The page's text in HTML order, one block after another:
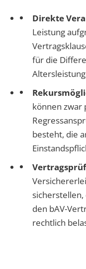
Direkte
Leistung
für die
können zwar
besteht, die
den bAV-
rechtlich